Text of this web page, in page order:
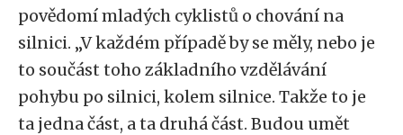
povědomí mladých cyklistů o chování na
silnici. „V každém případě by se měly, nebo je
to součást toho základního vzdělávání
pohybu po silnici, kolem silnice. Takže to je
ta jedna část, a ta druhá část. Budou umět